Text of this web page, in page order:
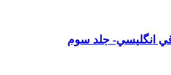
انگليسي- جلد سوم